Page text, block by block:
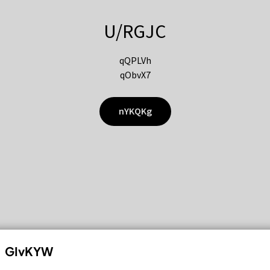
U/RGJC
qQPLVh
qObvX7
nYKQKg
GIvKYW